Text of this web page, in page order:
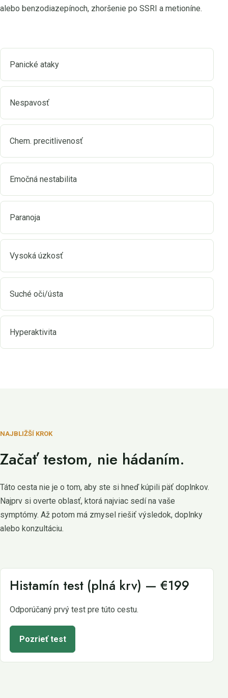
alebo benzodiazepínoch, zhoršenie po SSRI a metioníne.
Panické ataky
Nespavosť
Chem. precitlivenosť
Emočná nestabilita
Paranoja
Vysoká úzkosť
Suché oči/ústa
Hyperaktivita
NAJBLIŽŠÍ KROK
Začať testom, nie hádaním.
Táto cesta nie je o tom, aby ste si hneď kúpili päť doplnkov.
Najprv si overte oblasť, ktorá najviac sedí na vaše
symptómy. Až potom má zmysel riešiť výsledok, doplnky
alebo konzultáciu.
Histamín test (plná krv) — €199
Odporúčaný prvý test pre túto cestu.
Pozrieť test